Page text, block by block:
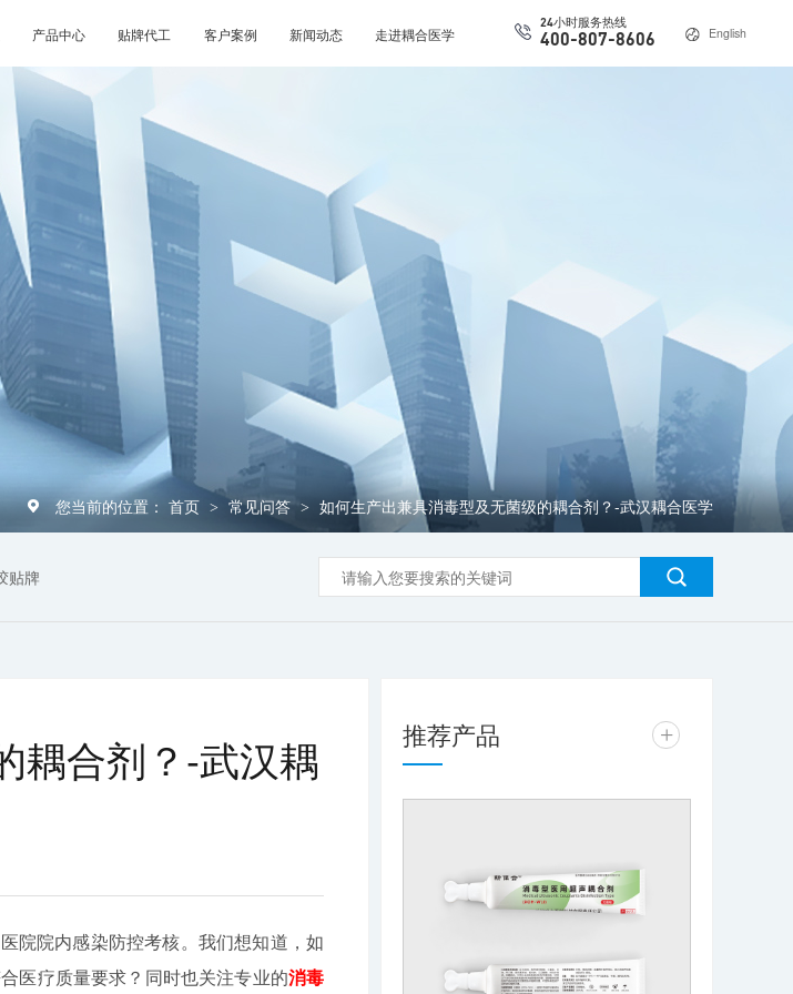
English
24小时服务热线
400-807-8606
产品中心 贴牌代工 客户案例 新闻动态 走进耦合医学
您当前的位置： 首页 > 常见问答 > 如何生产出兼具消毒型及无菌级的耦合剂？-武汉耦合医学
贴牌
耦合剂？-武汉耦
院院内感染防控考核。我们想知道，如
医疗质量要求？同时也关注专业的消毒
推荐产品 +